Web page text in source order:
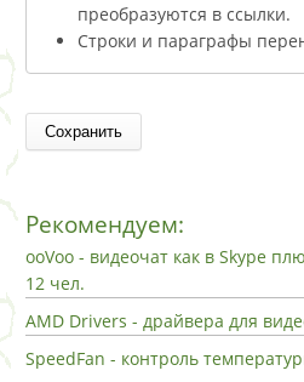
преобразуются в ссылки.
Строки и параграфы
Рекомендуем:
ooVoo - видеочат как в Skype
12 чел.
AMD Drivers - драйвера для
SpeedFan - контроль